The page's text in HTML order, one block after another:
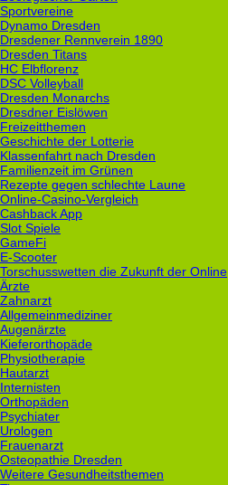
Sportvereine
Dynamo Dresden
Dresdener Rennverein 1890
Dresden Titans
HC Elbflorenz
DSC Volleyball
Dresden Monarchs
Dresdner Eislöwen
Freizeitthemen
Geschichte der Lotterie
Klassenfahrt nach Dresden
Familienzeit im Grünen
Rezepte gegen schlechte Laune
Online-Casino-Vergleich
Cashback App
Slot Spiele
GameFi
E-Scooter
Torschusswetten die Zukunft der Online
Ärzte
Zahnarzt
Allgemeinmediziner
Augenärzte
Kieferorthopäde
Physiotherapie
Hautarzt
Internisten
Orthopäden
Psychiater
Urologen
Frauenarzt
Osteopathie Dresden
Weitere Gesundheitsthemen